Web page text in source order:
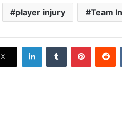
player injury Team
X
LinkedInTumblr Pinterest